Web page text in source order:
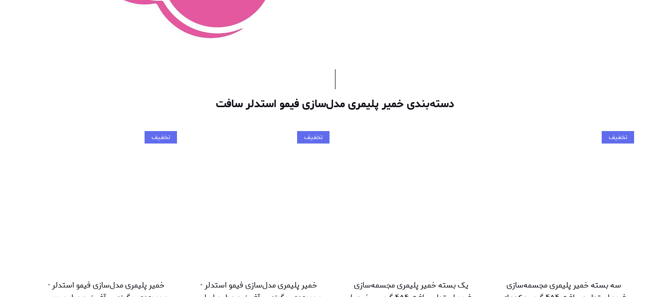
دسته‌بندی خمیر پلیمری مدل‌سازی فیمو استدلر سافت
تخفیف
سه بسته خمیر پلیمری مجسمه‌سازی
یک بسته خمیر پلیمری مجسمه‌سازی
تخفیف
خمیر پلیمری مدل‌سازی فیمو استدلر -
تخفیف
خمیر پلیمری مدل‌سازی فیمو استدلر -